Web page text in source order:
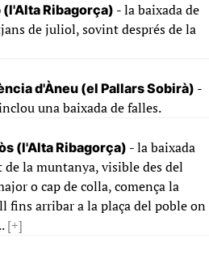
(l'Alta Ribagorça) - la baixada de
de juliol, sovint després de la
d'Àneu (el Pallars Sobirà) -
una baixada de falles.
(l'Alta Ribagorça) - la baixada
la muntanya, visible des del
o cap de colla, comença la
fins arribar a la plaça del poble on
[+]